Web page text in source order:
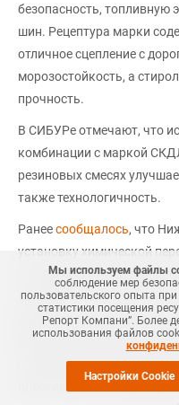
безопасность, топливную
шин. Рецептура марки
отличное сцепление с
морозостойкость, а
прочность.
В СИБУРе отмечают, что
комбинации с маркой
резиновых смесях
также технологичность.
Ранеесообщалось, что
установку химической
отходов методом
составит 5 тыс. тонн в
директор по развитию и
Борисова выступила с
словам,
пластиковых отходов при
Мы используем файлы
соблюдение мер
пользовательского опыта
статистики посещения
Репорт Компани”. Более
использования файлов
Настройки Cookie